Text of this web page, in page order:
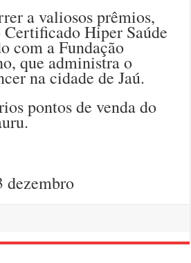
a valiosos prêmios,
Hiper Saúde
com a Fundação
que administra o
na cidade de Jaú.
pontos de venda do